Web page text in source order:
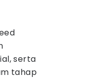
serta
tahap